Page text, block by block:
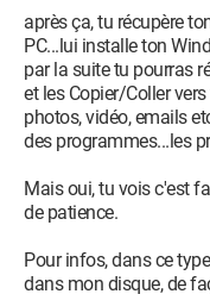
après ça, tu récupère
PC...lui installe ton
par la suite tu pourras
et les Copier/Coller
photos, vidéo, emails
des programmes...les
Mais oui, tu vois c'est
de patience.
Pour infos, dans ce
dans mon disque, de